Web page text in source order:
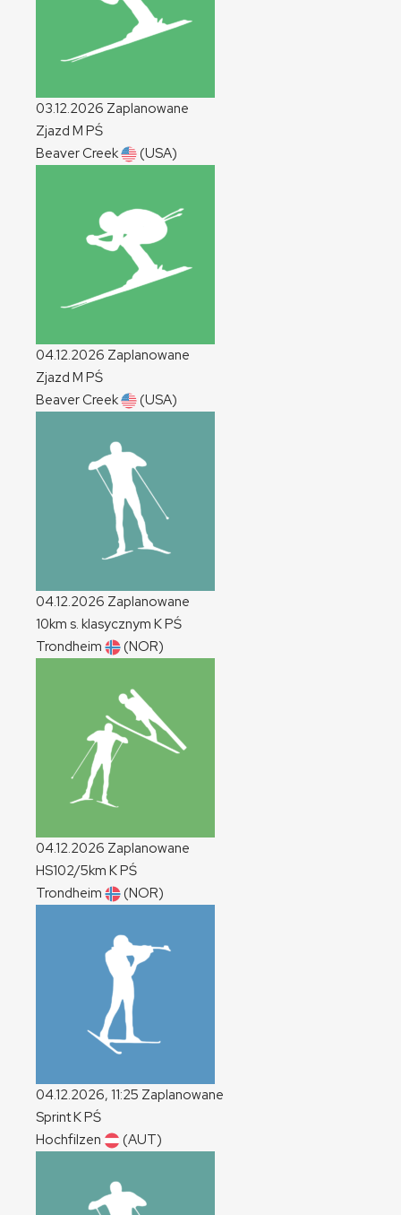
03.12.2026 Zaplanowane
Zjazd M PŚ
Beaver Creek
(USA)
04.12.2026 Zaplanowane
Zjazd M PŚ
Beaver Creek
(USA)
04.12.2026 Zaplanowane
10km s. klasycznym KPŚ
Trondheim
(NOR)
04.12.2026 Zaplanowane
HS102/5km KPŚ
Trondheim
(NOR)
04.12.2026, 11:25 Zaplanowane
SprintKPŚ
Hochfilzen
(AUT)